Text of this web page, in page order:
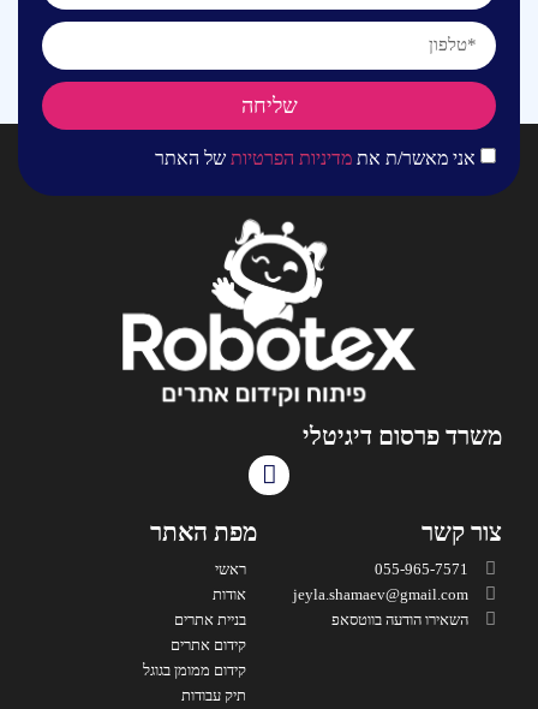
אני מאשר/ת את מדיניות הפרטיות של האתר
שליחה
משרד פרסום דיגיטלי
צור קשר
055-965-7571
jeyla.shamaev@gmail.com
השאירו הודעה בווטסאפ
מפת האתר
ראשי
אודות
בניית אתרים
קידום אתרים
קידום ממומן בגוגל
תיק עבודות